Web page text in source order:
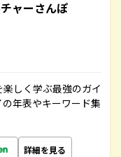
ャーさんぽ
しく学ぶ最強のガイ
年表やキーワード集
詳細を見る